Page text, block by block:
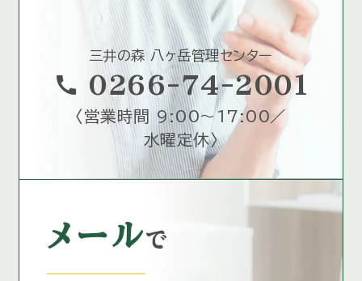
三井の森 八ヶ岳管理センター
call 0266-74-2001
〈 営業時間 9:00～17:00／
水曜定休〉
メールで